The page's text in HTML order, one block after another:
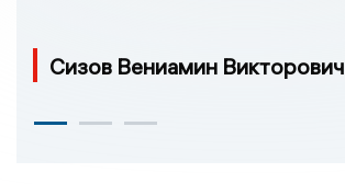
Сизов Вениамин Викторович